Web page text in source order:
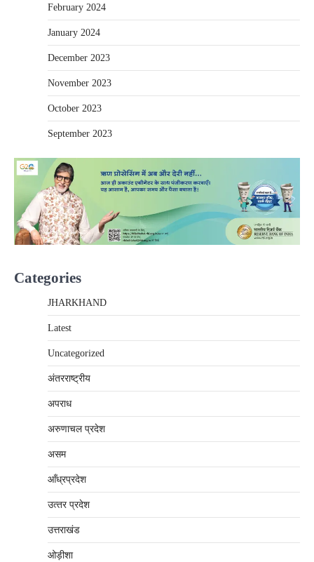
February 2024
January 2024
December 2023
November 2023
October 2023
September 2023
Categories
JHARKHAND
Latest
Uncategorized
अंतरराष्‍ट्रीय
अपराध
अरुणाचल प्रदेश
असम
आँध्रप्रदेश
उत्‍तर प्रदेश
उत्तराखंड
ओड़ीशा